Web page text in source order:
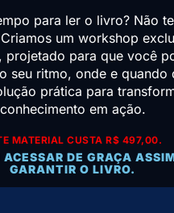
para ler o livro? Não
um workshop
projetado para que você
seu ritmo, onde e quando
prática para
conhecimento em ação.
MATERIAL CUSTA R$ 497,00.
DE GRAÇA
GARANTIR O LIVRO.